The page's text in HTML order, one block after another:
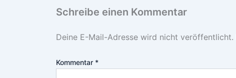
Schreibe einen Kommentar
Deine E-Mail-Adresse wird nicht veröffentlicht.
Kommentar *